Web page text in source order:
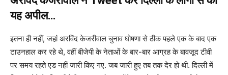
यह अपील…
इतना ही नहीं, जहां अरविंद केजरीवाल चुनाव घोषणा से ठीक पहले एक के बाद एक
टाउनहाल कर रहे थे, वहीं बीजेपी के नेताओं के बार-बार आग्रह के बावजूद टीवी
पर समय रहते एड नहीं जारी किए गए. जब जारी हुए तब तक देर हो थी. दिल्ली में